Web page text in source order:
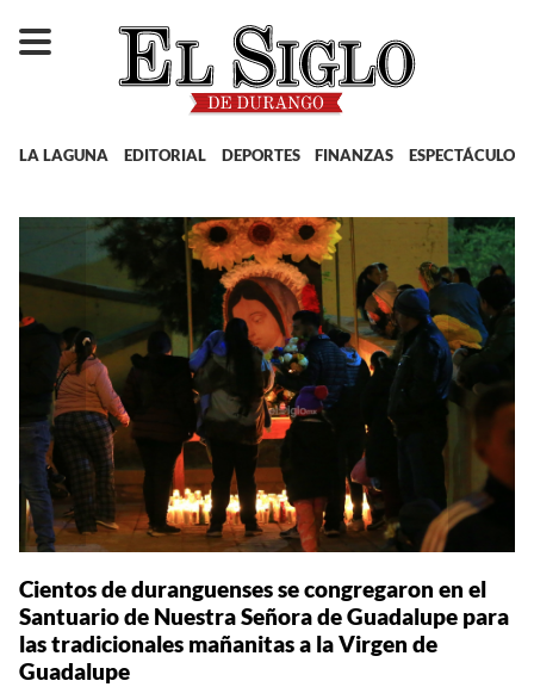
LA LAGUNA EDITORIAL DEPORTES FINANZAS ESPECTÁCULOS
Cientos de duranguenses se congregaron en el
Santuario de Nuestra Señora de Guadalupe para
las tradicionales mañanitas a la Virgen de
Guadalupe